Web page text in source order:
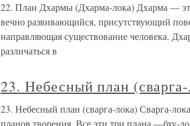
22. План Дхармы (Дхарма-лока) Дхарма —
вечно развивающийся, присутствующий
направляющая существование человека.
различаться в
23. Небесный план
23. Небесный план (сварга-лока) Сварга-
планов творения. Все эти три плана —бху-